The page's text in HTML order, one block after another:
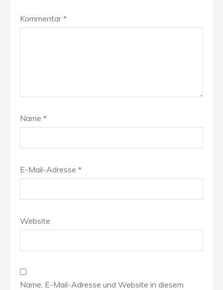
Kommentar*
Name *
E-Mail-Adresse *
Website
Name, E-Mail-Adresse und Website in diesem